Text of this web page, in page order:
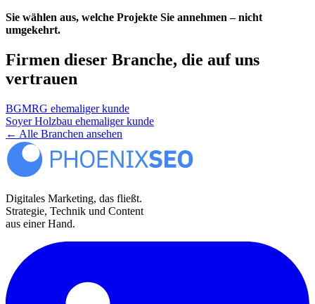
Sie wählen aus, welche Projekte Sie annehmen – nicht
umgekehrt.
Firmen dieser Branche, die auf uns
vertrauen
BGMRG ehemaliger kunde
Soyer Holzbau ehemaliger kunde
← Alle Branchen ansehen
Digitales Marketing, das fließt.
Strategie, Technik und Content
aus einer Hand.